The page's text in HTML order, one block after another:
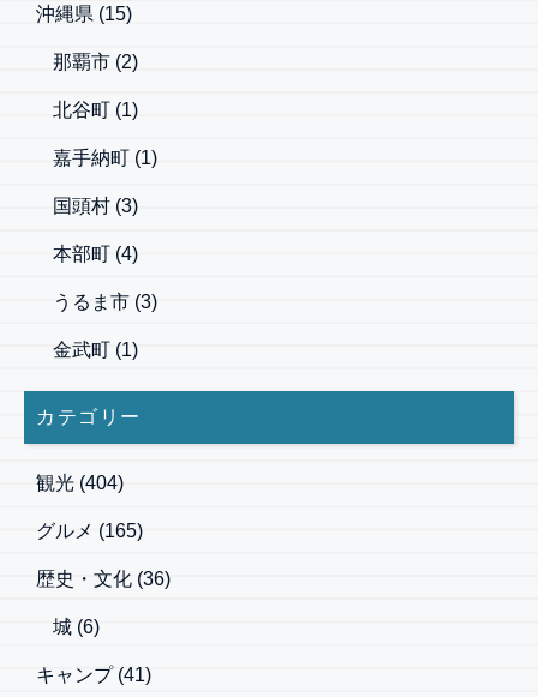
沖縄県 (15)
那覇市 (2)
北谷町 (1)
嘉手納町 (1)
国頭村 (3)
本部町 (4)
うるま市 (3)
金武町 (1)
カテゴリー
観光 (404)
グルメ (165)
歴史・文化 (36)
城 (6)
キャンプ (41)